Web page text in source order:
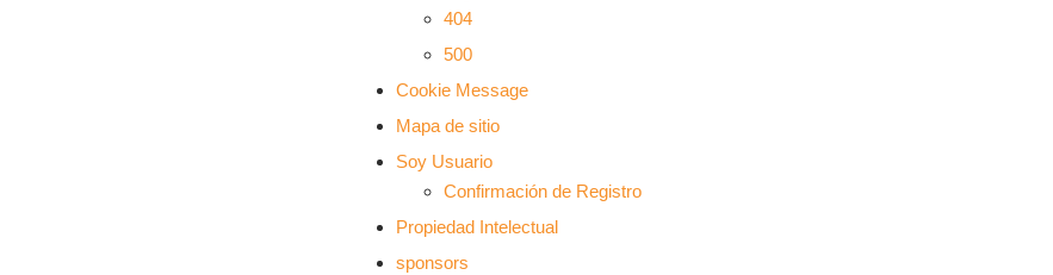
404
500
Cookie Message
Mapa de sitio
Soy Usuario
Confirmación de Registro
Propiedad Intelectual
sponsors